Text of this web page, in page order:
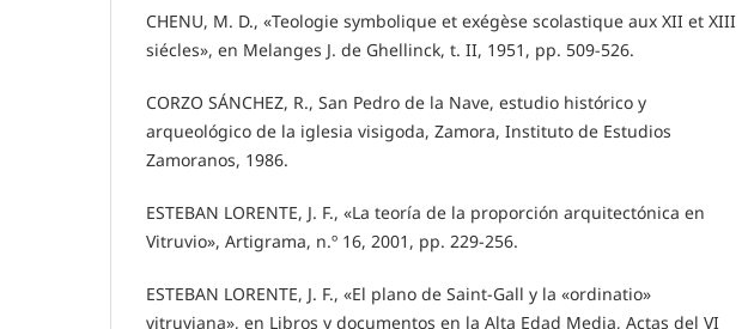
CHENU, M. D., «Teologie symbolique et exégèse scolastique aux XII et XIII
siécles», en Melanges J. de Ghellinck, t. II, 1951, pp. 509-526.
CORZO SÁNCHEZ, R., San Pedro de la Nave, estudio histórico y
arqueológico de la iglesia visigoda, Zamora, Instituto de Estudios
Zamoranos, 1986.
ESTEBAN LORENTE, J. F., «La teoría de la proporción arquitectónica en
Vitruvio», Artigrama, n.º 16, 2001, pp. 229-256.
ESTEBAN LORENTE, J. F., «El plano de Saint-Gall y la «ordinatio»
vitruviana», en Libros y documentos en la Alta Edad Media, Actas del VI